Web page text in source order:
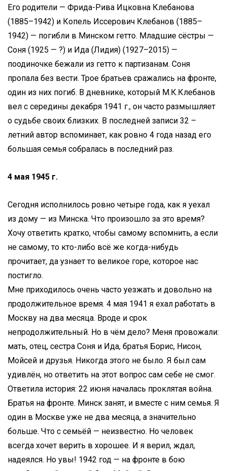
Его родители — Фрида-Рива Ицковна Клебанова
(1885–1942) и Копель Иссерович Клебанов (1885–
1942) — погибли в Минском гетто. Младшие сёстры —
Соня (1925 — ?) и Ида (Лидия) (1927–2015) —
поодиночке бежали из гетто к партизанам. Соня
пропала без вести. Трое братьев сражались на фронте,
один из них погиб. В дневнике, который М.К.Клебанов
вел с середины декабря 1941 г., он часто размышляет
о судьбе своих близких. В последней записи 32 –
летний автор вспоминает, как ровно 4 года назад его
большая семья собралась в последний раз.
4 мая 1945 г.
Сегодня исполнилось ровно четыре года, как я уехал
из дому — из Минска. Что произошло за это время?
Хочу ответить кратко, чтобы самому вспомнить, а если
не самому, то кто-либо всё же когда-нибудь
прочитает, да узнает то великое горе, которое нас
постигло.
Мне приходилось очень часто уезжать и довольно на
продолжительное время. 4 мая 1941 я ехал работать в
Москву на два месяца. Вроде и срок
непродолжительный. Но в чём дело? Меня провожали:
мать, отец, сестра Соня и Ида, братья Борис, Нисон,
Мойсей и друзья. Никогда этого не было. Я был сам
удивлён, но ответить на этот вопрос сам себе не смог.
Ответила история: 22 июня началась проклятая война.
Братья на фронте. Минск занят, и вместе с ним семья. Я
один в Москве уже не два месяца, а значительно
больше. Что с семьёй — неизвестно. Но человек
всегда хочет верить в хорошее. И я верил, ждал,
надеялся. Но увы! 1942 год — на фронте в бою